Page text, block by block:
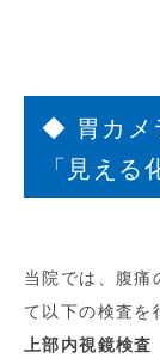
◆ 胃カメ
「見える
当院では、腹痛
て以下の検査を
上部内視鏡検査